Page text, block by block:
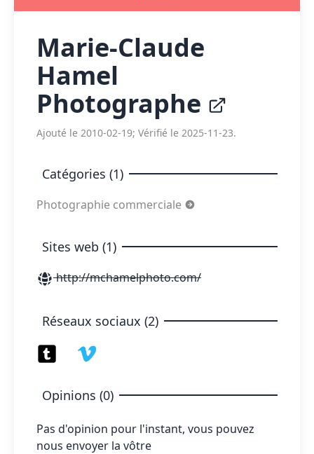
Marie-Claude
Hamel
Photographe
Ajouté le 2010-02-19; Vérifié le 2025-11-23.
Catégories (1)
Photographie commerciale
Sites web (1)
http://mchamelphoto.com/
Réseaux sociaux (2)
Opinions (0)
Pas d'opinion pour l'instant, vous pouvez
nous envoyer la vôtre